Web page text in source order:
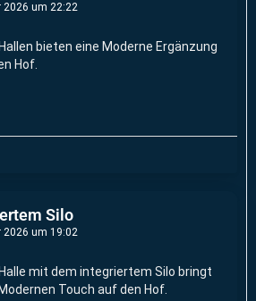
2026 um 22:22
bieten eine Moderne Ergänzung
Hof.
Silo
2026 um 19:02
mit dem integriertem Silo bringt
Touch auf den Hof.